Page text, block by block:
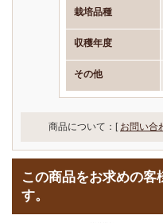
栽培品種
収穫年度
その他
商品について：[ お問い合
この商品をお求めの
す。